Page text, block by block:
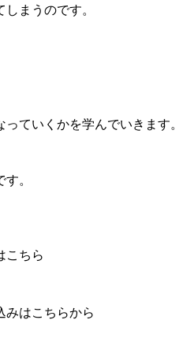
まうのです。
ていくかを学んでいきます。
。
こちら
みはこちらから